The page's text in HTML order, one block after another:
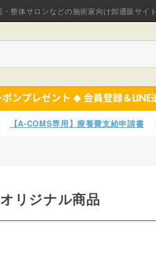
整体サロンなどの施術家向け卸通販サイト
【A-COMS専用】療養費支給申請書
リジナル商品